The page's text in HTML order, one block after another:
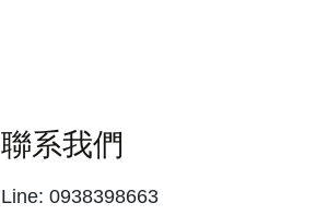
聯系我們
Line: 0938398663